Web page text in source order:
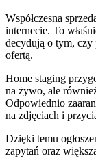
Współczesna
internecie. To
decydują o tym, czy
ofertą.
Home staging
na żywo, ale
Odpowiednio
na zdjęciach i
Dzięki temu
zapytań oraz